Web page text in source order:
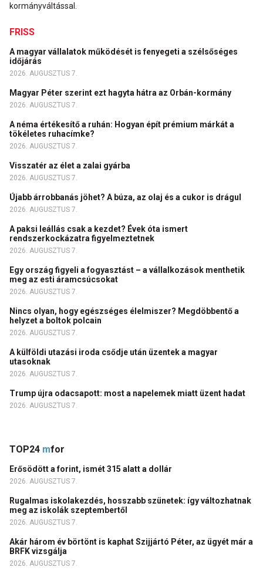
kormányváltással.
FRISS
A magyar vállalatok működését is fenyegeti a szélsőséges
időjárás
2026. AUGUSZTUS 7.
Magyar Péter szerint ezt hagyta hátra az Orbán-kormány
2026. AUGUSZTUS 7.
A néma értékesítő a ruhán: Hogyan épít prémium márkát a
tökéletes ruhacímke?
2026. AUGUSZTUS 7.
Visszatér az élet a zalai gyárba
2026. AUGUSZTUS 7.
Újabb árrobbanás jöhet? A búza, az olaj és a cukor is drágul
2026. AUGUSZTUS 7.
A paksi leállás csak a kezdet? Évek óta ismert
rendszerkockázatra figyelmeztetnek
2026. AUGUSZTUS 7.
Egy ország figyeli a fogyasztást – a vállalkozások menthetik
meg az esti áramcsúcsokat
2026. AUGUSZTUS 7.
Nincs olyan, hogy egészséges élelmiszer? Megdöbbentő a
helyzet a boltok polcain
2026. AUGUSZTUS 7.
A külföldi utazási iroda csődje után üzentek a magyar
utasoknak
2026. AUGUSZTUS 7.
Trump újra odacsapott: most a napelemek miatt üzent hadat
2026. AUGUSZTUS 7.
TOP24 mfor
Erősödött a forint, ismét 315 alatt a dollár
2026. AUGUSZTUS 7.
Rugalmas iskolakezdés, hosszabb szünetek: így változhatnak
meg az iskolák szeptembertől
2026. AUGUSZTUS 7.
Akár három év börtönt is kaphat Szijjártó Péter, az ügyét már a
BRFK vizsgálja
2026. AUGUSZTUS 7.